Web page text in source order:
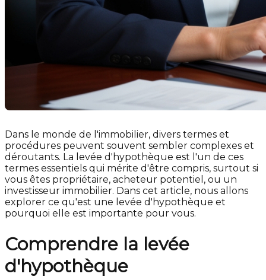
Dans le monde de l'immobilier, divers termes et
procédures peuvent souvent sembler complexes et
déroutants. La levée d'hypothèque est l'un de ces
termes essentiels qui mérite d'être compris, surtout si
vous êtes propriétaire, acheteur potentiel, ou un
investisseur immobilier. Dans cet article, nous allons
explorer ce qu'est une levée d'hypothèque et
pourquoi elle est importante pour vous.
Comprendre la levée
d'hypothèque